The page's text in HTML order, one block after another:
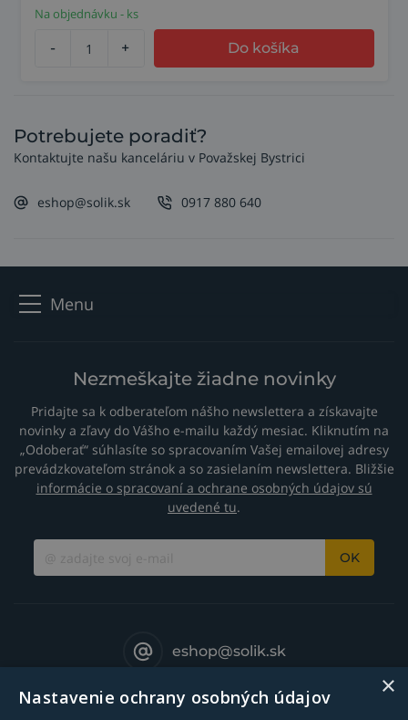
Na objednávku - ks
- + Do košíka
Potrebujete poradiť?
Kontaktujte našu kanceláriu v Považskej Bystrici
eshop@solik.sk 0917 880 640
Menu
Nezmeškajte žiadne novinky
Pridajte sa k odberateľom nášho newslettera a získavajte
novinky a zľavy do Vášho e-mailu každý mesiac. Kliknutím na
„Odoberať“ súhlasíte so spracovaním Vašej emailovej adresy
prevádzkovateľom stránok a so zasielaním newslettera. Bližšie
informácie o spracovaní a ochrane osobných údajov sú
uvedené tu.
OK
eshop@solik.sk
×
Nastavenie ochrany osobných údajov